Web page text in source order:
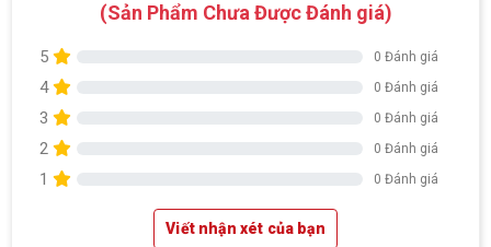
(Sản Phẩm Chưa Được Đánh giá)
5 0 Đánh giá
4 0 Đánh giá
3 0 Đánh giá
2 0 Đánh giá
1 0 Đánh giá
Viết nhận xét của bạn